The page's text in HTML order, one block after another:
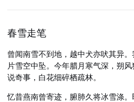
春雪走笔
曾闻南雪不到地，越中犬亦吠其异
片雪空中坠。今年腊月寒气深，朔
说奇事，白花细碎栖疏林。
忆昔燕南曾寄迹，腑肺久将冰雪涤